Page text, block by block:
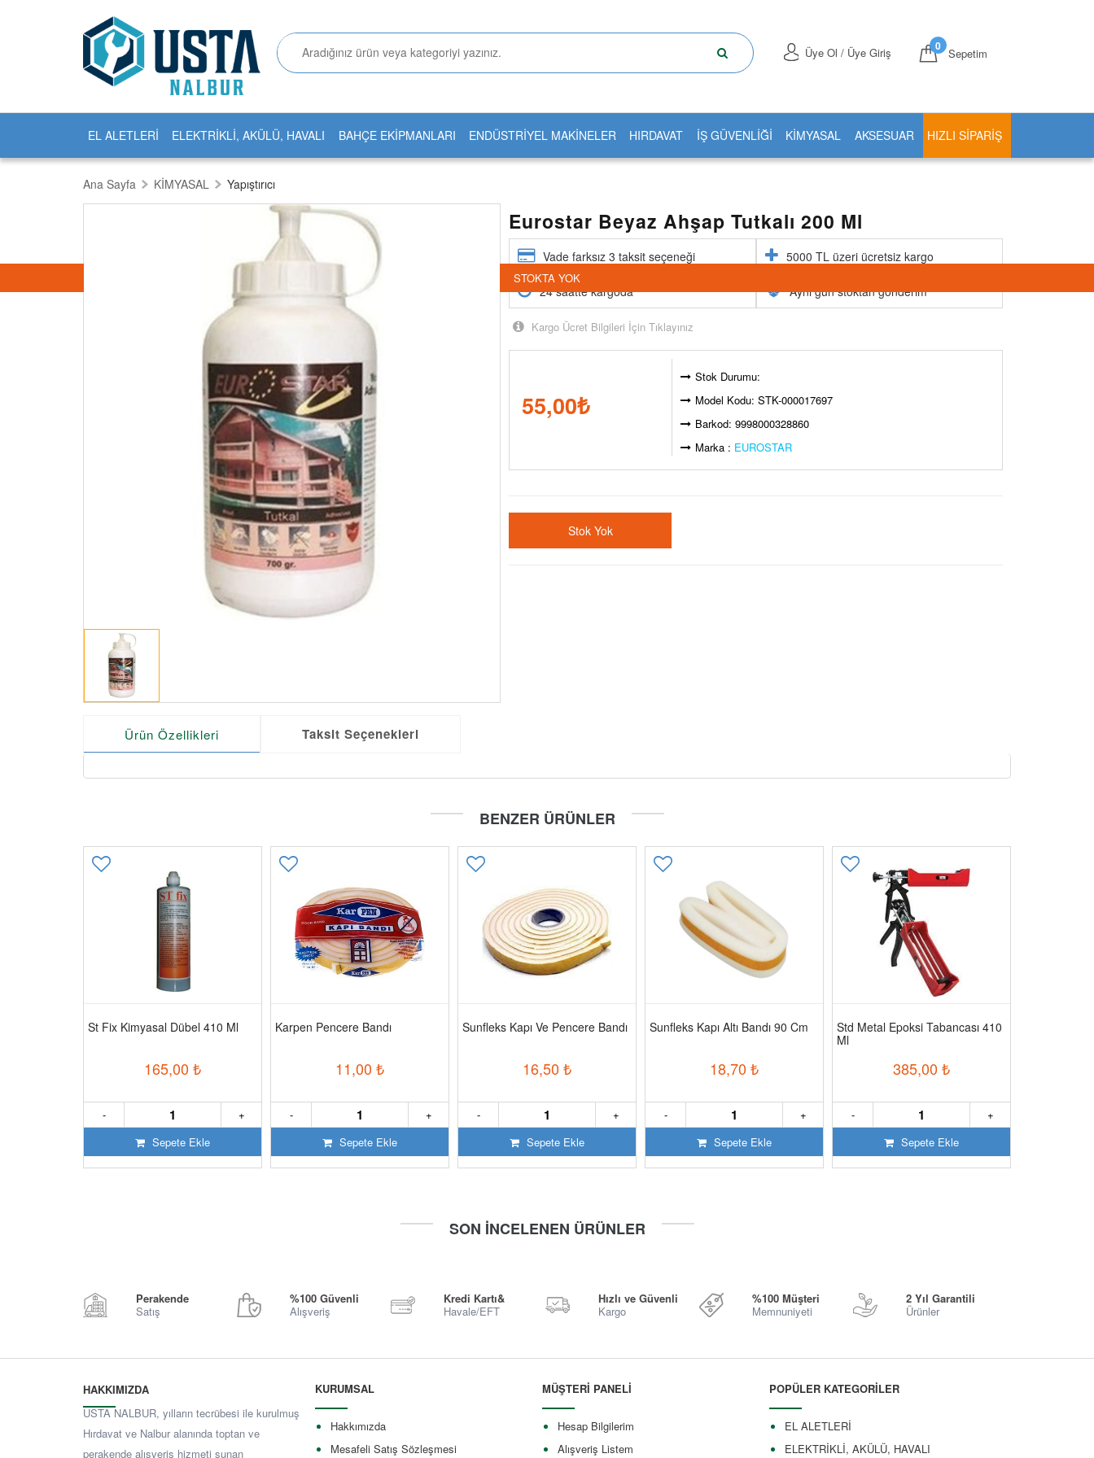
Sepetim
0
Üye Ol / Üye Giriş
EL ALETLERİ ELEKTRİKLİ, AKÜLÜ, HAVALI BAHÇE EKİPMANLARI ENDÜSTRİYEL MAKİNELER HIRDAVAT İŞ GÜVENLİĞİ KİMYASAL AKSESUAR HIZLI SIPARIŞ
Ana Sayfa KİMYASAL Yapıştırıcı
Eurostar Beyaz Ahşap Tutkalı 200 Ml
Vade farksız 3 taksit seçeneği 5000 TL üzeri ücretsiz kargo
24 saatte kargoda Aynı gün stoktan gönderim
Kargo Ücret Bilgileri İçin Tıklayınız
55,00₺
Stok Durumu:
STOKTA YOK
Model Kodu: STK-000017697
Barkod: 9998000328860
Marka : EUROSTAR
Stok Yok
Ürün Özellikleri Taksit Seçenekleri
BENZER ÜRÜNLER
St Fix Kimyasal Dübel 410 Ml
165,00 ₺
+
-
Sepete Ekle
Karpen Pencere Bandı
11,00 ₺
+
-
Sepete Ekle
Sunfleks Kapı Ve Pencere Bandı
16,50 ₺
+
-
Sepete Ekle
Sunfleks Kapı Altı Bandı 90 Cm
18,70 ₺
+
-
Sepete Ekle
Std Metal Epoksi Tabancası 410
Ml
385,00 ₺
+
-
Sepete Ekle
SON İNCELENEN ÜRÜNLER
Perakende
Satış
%100 Güvenli
Alışveriş
Kredi Kartı&
Havale/EFT
Hızlı ve Güvenli
Kargo
%100 Müşteri
Memnuniyeti
2 Yıl Garantili
Ürünler
HAKKIMIZDA
USTA NALBUR, yılların tecrübesi ile kurulmuş
Hırdavat ve Nalbur alanında toptan ve
perakende alışveriş hizmeti sunan
KURUMSAL
Hakkımızda
Mesafeli Satış Sözleşmesi
MÜŞTERİ PANELİ
Hesap Bilgilerim
Alışveriş Listem
POPÜLER KATEGORİLER
EL ALETLERİ
ELEKTRİKLİ, AKÜLÜ, HAVALI